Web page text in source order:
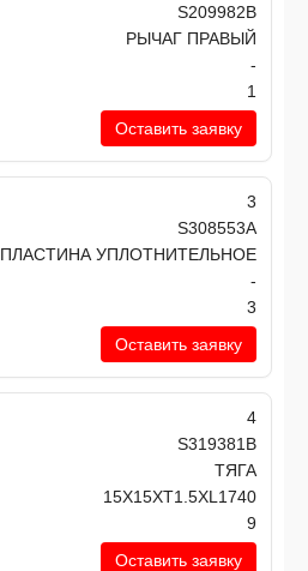
S209982B
РЫЧАГ ПРАВЫЙ
-
1
Оставить заявку
3
S308553A
ПЛАСТИНА УПЛОТНИТЕЛЬНОЕ
-
3
Оставить заявку
4
S319381B
ТЯГА
15X15XT1.5XL1740
9
Оставить заявку